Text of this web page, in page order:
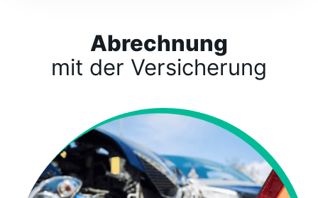
Abrechnung
mit der Versicherung